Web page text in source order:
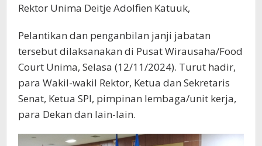
Rektor Unima Deitje Adolfien Katuuk,
Pelantikan dan penganbilan janji jabatan
tersebut dilaksanakan di Pusat Wirausaha/Food
Court Unima, Selasa (12/11/2024). Turut hadir,
para Wakil-wakil Rektor, Ketua dan Sekretaris
Senat, Ketua SPI, pimpinan lembaga/unit kerja,
para Dekan dan lain-lain.